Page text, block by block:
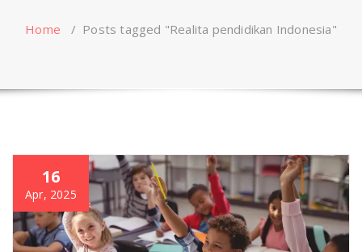
Home / Posts tagged "Realita pendidikan Indonesia"
16
Apr, 2025